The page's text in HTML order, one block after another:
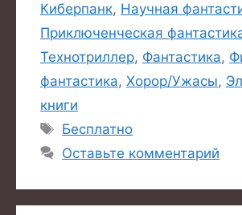
Киберпанк, Научная
Приключенческая
Технотриллер, Фантастика,
фантастика, Хорор/Ужасы,
книги
Метки
Бесплатно
Оставьте комментарий